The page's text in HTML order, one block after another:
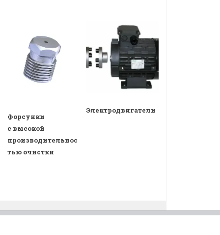
Форсунки
с высокой
производительнос
тью очистки
Электродвигатели